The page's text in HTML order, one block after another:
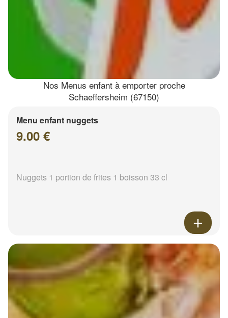
Nos Menus enfant à emporter proche
Schaeffersheim (67150)
Menu enfant nuggets
9.00 €
Nuggets 1 portion de frites 1 boisson 33 cl